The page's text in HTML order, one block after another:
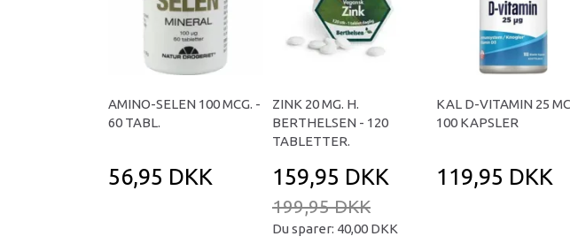
AMINO-SELEN 100 MCG. -
60 TABL.
56,95 DKK
ZINK 20 MG. H.
BERTHELSEN - 120
TABLETTER.
159,95 DKK
199,95 DKK
Du sparer: 40,00 DKK
KAL D-VITAMIN 25
100 KAPSLER
119,95 DKK